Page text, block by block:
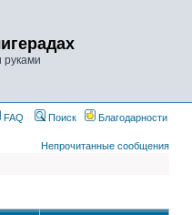
руками
FAQ Поиск Благодарности
Непрочитанные сообщения